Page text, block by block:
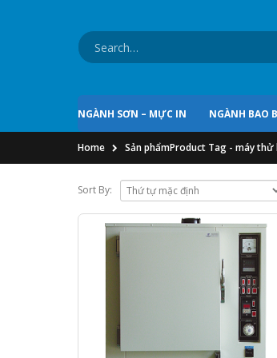
NGÀNH SƠN – MỰC IN NGÀNH BAO
Home Sản phẩmProduct Tag - máy thử
Sort By: